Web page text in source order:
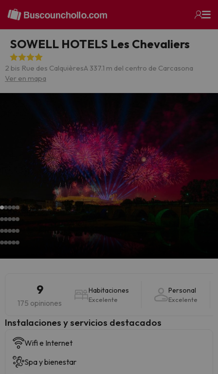
SOWELL HOTELS Les Chevaliers
2 bis Rue des CalquièresA 337.1 m del centro de Carcasona
Ver en mapa
9
175 opiniones
Habitaciones
Excelente
Personal
Excelente
Instalaciones y servicios destacados
Wifi e Internet
Spa y bienestar